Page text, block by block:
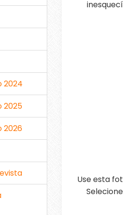
Use esta
2024
2025
2026